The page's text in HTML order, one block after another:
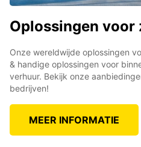
Oplossingen voor
Onze wereldwijde oplossingen
& handige oplossingen voor
verhuur. Bekijk onze
bedrijven!
MEER INFORMATIE